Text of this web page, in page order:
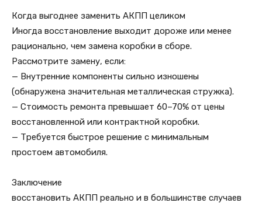
Когда выгоднее заменить АКПП целиком
Иногда восстановление выходит дороже или менее
рационально, чем замена коробки в сборе.
Рассмотрите замену, если:
— Внутренние компоненты сильно изношены
(обнаружена значительная металлическая стружка).
— Стоимость ремонта превышает 60–70% от цены
восстановленной или контрактной коробки.
— Требуется быстрое решение с минимальным
простоем автомобиля.
Заключение
восстановить АКПП реально и в большинстве случаев